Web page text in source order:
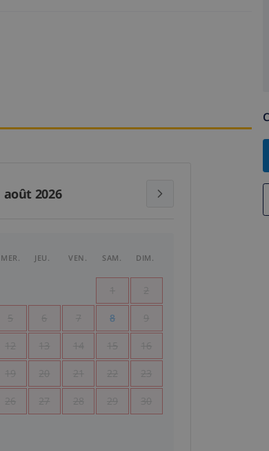
août 2026
MER. JEU. VEN. SAM. DIM.
1 2
5 6 7 8 9
12 13 14 15 16
19 20 21 22 23
26 27 28 29 30